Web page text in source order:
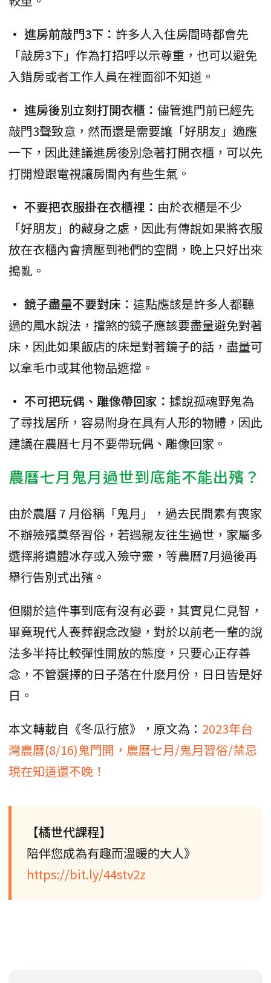
• 進房前敲門3下： 許多人入住房間時都會先
「敲房3下」作為打招呼以示尊重，也可以避免
入錯房或者工作人員在裡面卻不知道。
• 進房後別立刻打開衣櫃： 儘管進門前已經先
敲門3聲致意，然而還是需要讓「好朋友」適應
一下，因此建議進房後別急著打開衣櫃，可以先
打開燈跟電視讓房間內有些生氣。
• 不要把衣服掛在衣櫃裡： 由於衣櫃是不少
「好朋友」的藏身之處，因此有傳說如果將衣服
放在衣櫃內會擠壓到祂們的空間，晚上只好出來
搗亂。
• 鏡子盡量不要對床： 這點應該是許多人都聽
過的風水說法，擋煞的鏡子應該要盡量避免對著
床，因此如果飯店的床是對著鏡子的話，盡量可
以拿毛巾或其他物品遮擋。
• 不可把玩偶、雕像帶回家： 據說孤魂野鬼為
了尋找居所，容易附身在具有人形的物體，因此
建議在農曆七月不要帶玩偶、雕像回家。
農曆七月鬼月過世到底能不能出殯？
由於農曆 7 月俗稱「鬼月」，過去民間素有喪家
不辦殮殯奠祭習俗，若遇親友往生過世，家屬多
選擇將遺體冰存或入殮守靈，等農曆7月過後再
舉行告別式出殯。
但關於這件事到底有沒有必要，其實見仁見智，
畢竟現代人喪葬觀念改變，對於以前老一輩的說
法多半持比較彈性開放的態度，只要心正存善
念，不管選擇的日子落在什麽月份，日日皆是好
日。
本文轉載自《冬瓜行旅》，原文為： 2023年台
灣農曆(8/16)鬼門開，農曆七月/鬼月習俗/禁忌
現在知道還不晚！
【橘世代課程】
陪伴您成為有趣而溫暖的大人》
https://bit.ly/44stv2z